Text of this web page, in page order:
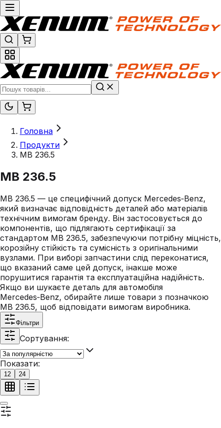
Головна
Продукти
MB 236.5
MB 236.5
MB 236.5 — це специфічний допуск Mercedes‑Benz,
який визначає відповідність деталей або матеріалів
технічним вимогам бренду. Він застосовується до
компонентів, що підлягають сертифікації за
стандартом MB 236.5, забезпечуючи потрібну міцність,
корозійну стійкість та сумісність з оригінальними
вузлами. При виборі запчастини слід переконатися,
що вказаний саме цей допуск, інакше може
порушитися гарантія та експлуатаційна надійність.
Якщо ви шукаєте деталь для автомобіля
Mercedes‑Benz, обирайте лише товари з позначкою
MB 236.5, щоб відповідати вимогам виробника.
Фільтри
Сортування:
Показати:
12 24